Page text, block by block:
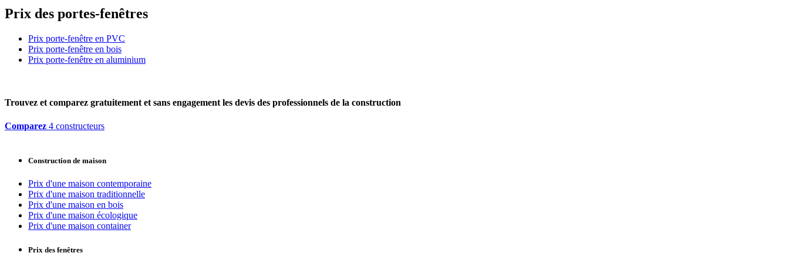
Prix des portes-fenêtres
Prix porte-fenêtre en PVC
Prix porte-fenêtre en bois
Prix porte-fenêtre en aluminium
Trouvez et comparez gratuitement et sans engagement les devis des professionnels de la construction
Comparez 4 constructeurs
Construction de maison
Prix d'une maison contemporaine
Prix d'une maison traditionnelle
Prix d'une maison en bois
Prix d'une maison écologique
Prix d'une maison container
Prix des fenêtres